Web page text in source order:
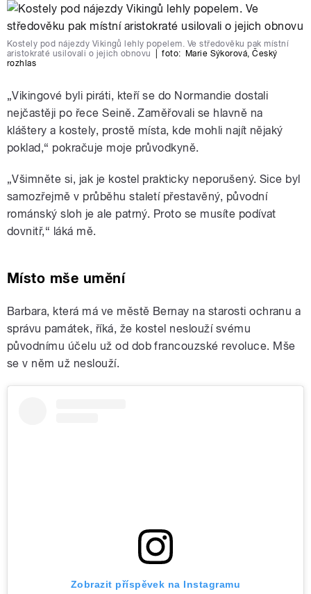
Kostely pod nájezdy Vikingů lehly popelem. Ve středověku pak místní
aristokraté usilovali o jejich obnovu
foto: Marie Sýkorová,Český
rozhlas
„Vikingové byli piráti, kteří se do Normandie dostali
nejčastěji po řece Seině. Zaměřovali se hlavně na
kláštery a kostely, prostě místa, kde mohli najít nějaký
poklad,“ pokračuje moje průvodkyně.
„Všimněte si, jak je kostel prakticky neporušený. Sice byl
samozřejmě v průběhu staletí přestavěný, původní
románský sloh je ale patrný. Proto se musíte podívat
dovnitř,“ láká mě.
Místo mše umění
Barbara, která má ve městě Bernay na starosti ochranu a
správu památek, říká, že kostel neslouží svému
původnímu účelu už od dob francouzské revoluce. Mše
se v něm už neslouží.
Zobrazit příspěvek na Instagramu